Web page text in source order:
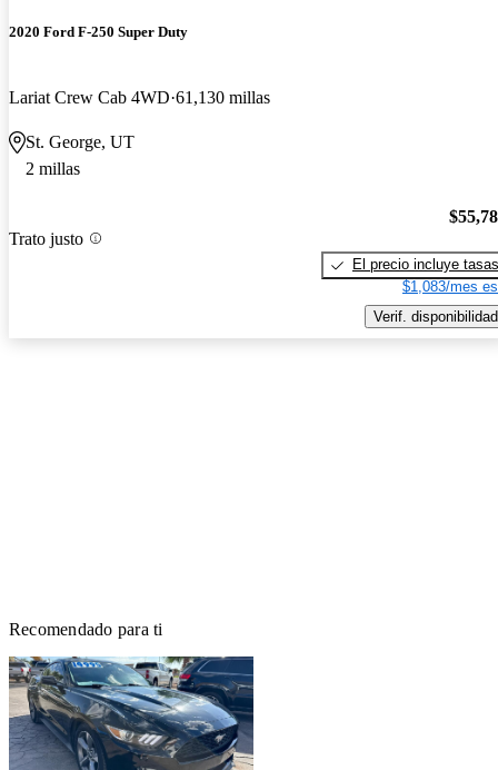
2020 Ford F-250 Super Duty
Lariat Crew Cab 4WD 61,130 millas
St. George, UT
2 millas
Trato justo
El precio incluye tasas
$1,083/mes
Verif. disponibilidad
Recomendado para ti